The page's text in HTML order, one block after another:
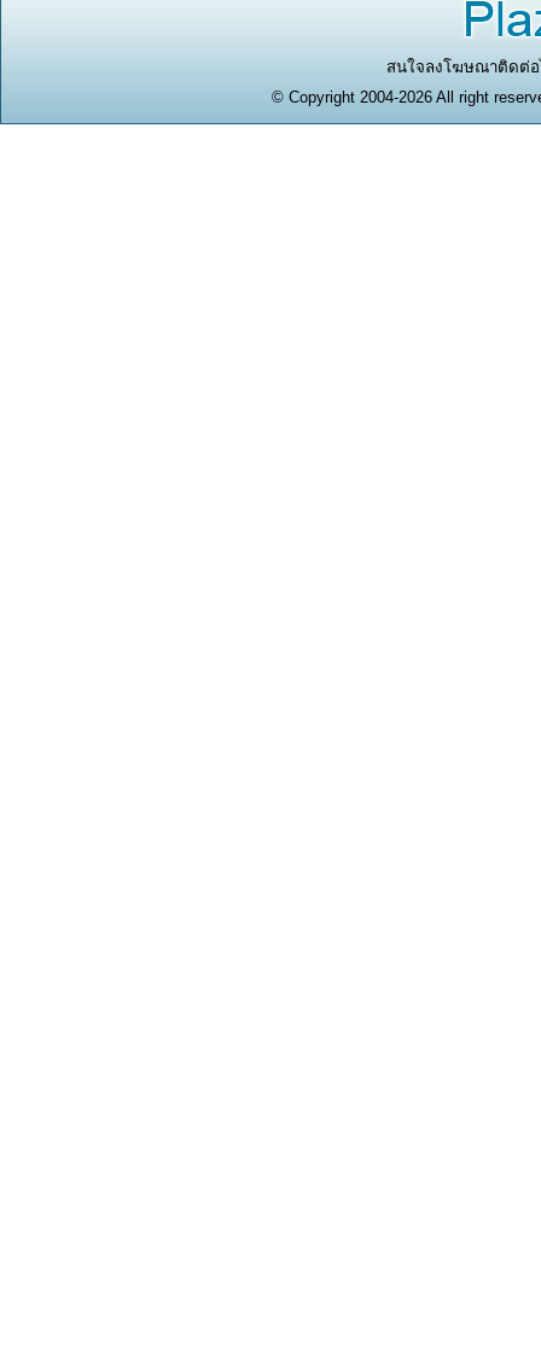
สนใจลงโฆษณาติดต่อ
© Copyright 2004-2026 All right